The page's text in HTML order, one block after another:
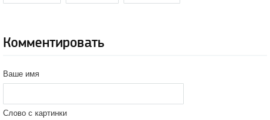
Комментировать
Ваше имя
Слово с картинки